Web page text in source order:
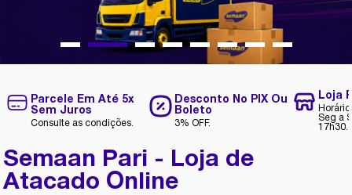
Parcele Em Até 5x
Sem Juros
Consulte as condições.
Desconto No PIX Ou
Boleto
3% OFF.
Loja
Seg a
17h30.
Semaan Pari - Loja de
Atacado Online